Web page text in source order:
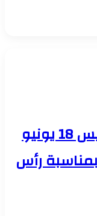
بقرار من رئيس الوزراء.. الخميس 18 يونيو
رأس